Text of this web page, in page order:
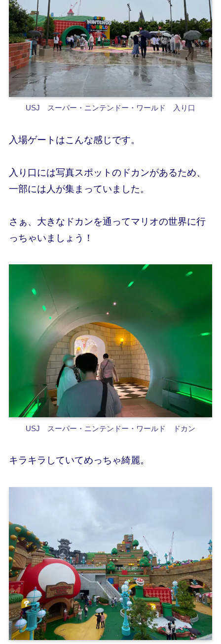
USJ スーパー・ニンテンドー・ワールド 入り口
入場ゲートはこんな感じです。
入り口には写真スポットのドカンがあるため、
一部には人が集まっていました。
さぁ、大きなドカンを通ってマリオの世界に行
っちゃいましょう！
USJ スーパー・ニンテンドー・ワールド ドカン
キラキラしていてめっちゃ綺麗。